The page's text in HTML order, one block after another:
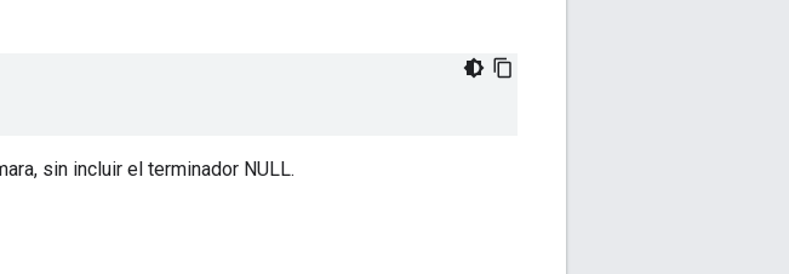
sin incluir el terminador NULL.